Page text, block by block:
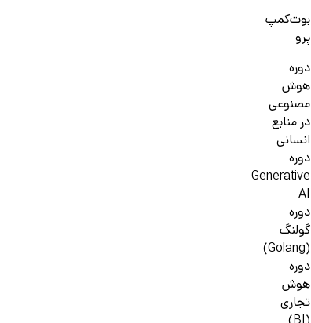
بوت‌کمپ
پرو
دوره
هوش
مصنوعی
در منابع
انسانی
دوره
Generative
AI
دوره
گولنگ
(Golang)
دوره
هوش
تجاری